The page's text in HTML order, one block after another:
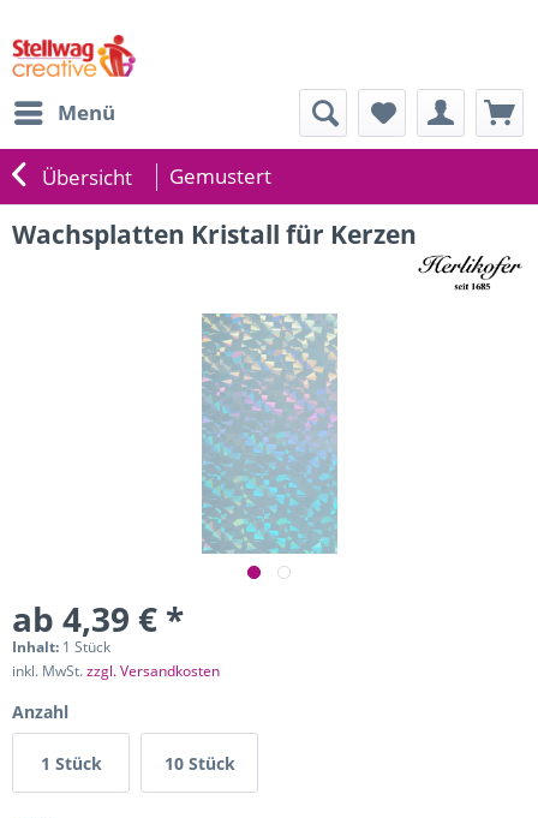
Menü
Übersicht Gemustert
Wachsplatten Kristall für Kerzen
ab 4,39 € *
Inhalt: 1 Stück
inkl. MwSt.zzgl. Versandkosten
Anzahl
1 Stück 10 Stück